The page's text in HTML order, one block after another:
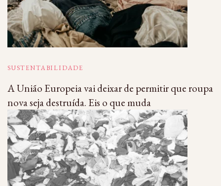
SUSTENTABILIDADE
A União Europeia vai deixar de permitir que roupa
nova seja destruída. Eis o que muda